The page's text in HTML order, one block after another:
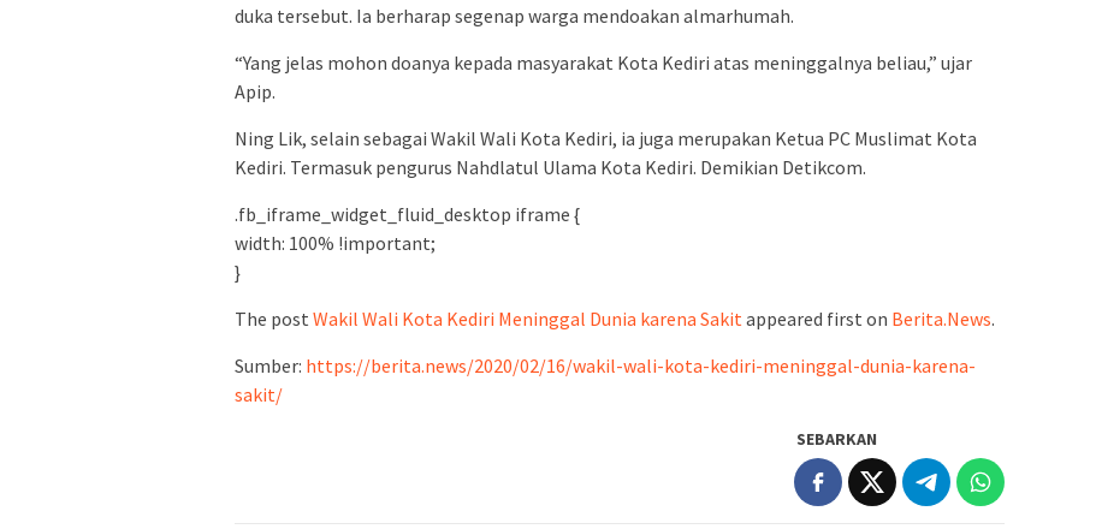
duka tersebut. Ia berharap segenap warga mendoakan almarhumah.
“Yang jelas mohon doanya kepada masyarakat Kota Kediri atas meninggalnya beliau,” ujar
Apip.
Ning Lik, selain sebagai Wakil Wali Kota Kediri, ia juga merupakan Ketua PC Muslimat Kota
Kediri. Termasuk pengurus Nahdlatul Ulama Kota Kediri. Demikian Detikcom.
.fb_iframe_widget_fluid_desktop iframe {
width: 100% !important;
}
The post Wakil Wali Kota Kediri Meninggal Dunia karena Sakit appeared first on Berita.News.
Sumber: https://berita.news/2020/02/16/wakil-wali-kota-kediri-meninggal-dunia-karena-
sakit/
SEBARKAN